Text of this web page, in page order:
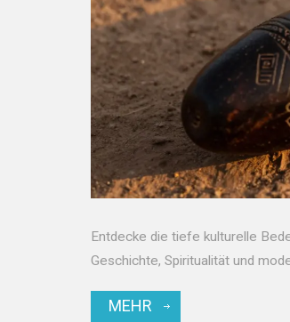
Entdecke die tiefe kulturelle
Geschichte, Spiritualität und
MEHR